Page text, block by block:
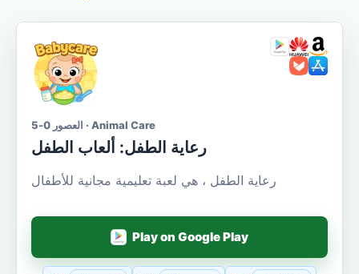
العصور 0-5 · Animal Care
رعاية الطفل: ألعاب الطفل
رعاية الطفل ، هي لعبة تعليمية مجانية للأطفال
Play on Google Play